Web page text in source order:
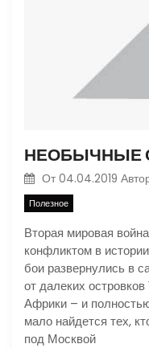
От 04.04.2019
Полезное
Вторая мировая
конфликтом в
бои развернулись в
от далеких
Африки – и
мало найдется тех,
под Москвой